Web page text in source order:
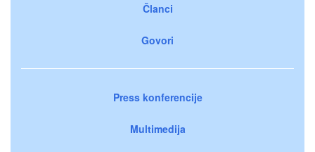
Članci
Govori
Press konferencije
Multimedija